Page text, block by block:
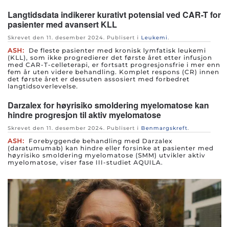
Langtidsdata indikerer kurativt potensial ved CAR-T for
pasienter med avansert KLL
Skrevet den 11. desember 2024. Publisert i Leukemi.
ASH:
De fleste pasienter med kronisk lymfatisk leukemi
(KLL), som ikke progredierer det første året etter infusjon
med CAR-T-celleterapi, er fortsatt progresjonsfrie i mer enn
fem år uten videre behandling. Komplet respons (CR) innen
det første året er dessuten assosiert med forbedret
langtidsoverlevelse.
Darzalex for høyrisiko smoldering myelomatose kan
hindre progresjon til aktiv myelomatose
Skrevet den 11. desember 2024. Publisert i Benmargskreft.
ASH:
Forebyggende behandling med Darzalex
(daratumumab) kan hindre eller forsinke at pasienter med
høyrisiko smoldering myelomatose (SMM) utvikler aktiv
myelomatose, viser fase III-studiet AQUILA.